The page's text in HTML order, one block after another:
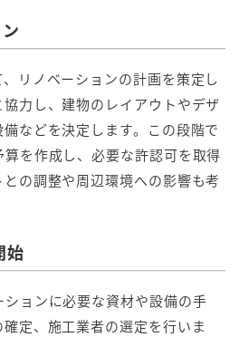
リノベーションの計画を策定し
力し、建物のレイアウトやデザ
などを決定します。この段階で
を作成し、必要な許認可を取得
の調整や周辺環境への影響も考
始
ョンに必要な資材や設備の手
定、施工業者の選定を行いま